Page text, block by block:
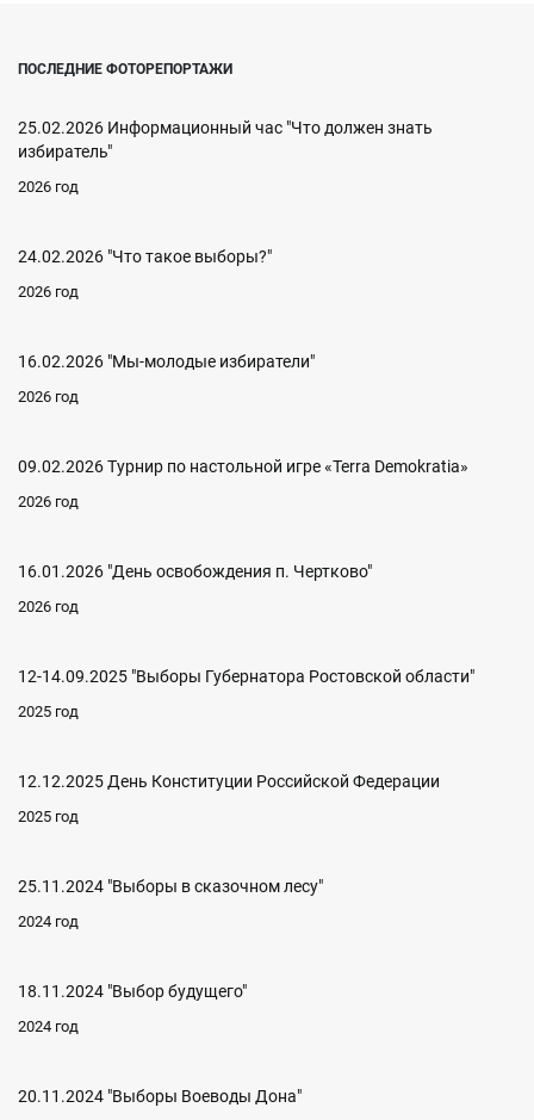
ПОСЛЕДНИЕ ФОТОРЕПОРТАЖИ
25.02.2026 Информационный час "Что должен знать
избиратель"
2026 год
24.02.2026 "Что такое выборы?"
2026 год
16.02.2026 "Мы-молодые избиратели"
2026 год
09.02.2026 Турнир по настольной игре «Terra Demokratia»
2026 год
16.01.2026 "День освобождения п. Чертково"
2026 год
12-14.09.2025 "Выборы Губернатора Ростовской области"
2025 год
12.12.2025 День Конституции Российской Федерации
2025 год
25.11.2024 "Выборы в сказочном лесу"
2024 год
18.11.2024 "Выбор будущего"
2024 год
20.11.2024 "Выборы Воеводы Дона"